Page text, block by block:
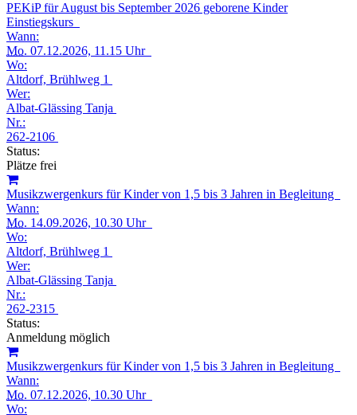
PEKiP für August bis September 2026 geborene Kinder
Einstiegskurs
Wann:
Mo. 07.12.2026, 11.15 Uhr
Wo:
Altdorf, Brühlweg 1
Wer:
Albat-Glässing Tanja
Nr.:
262-2106
Status:
Plätze frei
Musikzwergenkurs für Kinder von 1,5 bis 3 Jahren in Begleitung
Wann:
Mo. 14.09.2026, 10.30 Uhr
Wo:
Altdorf, Brühlweg 1
Wer:
Albat-Glässing Tanja
Nr.:
262-2315
Status:
Anmeldung möglich
Musikzwergenkurs für Kinder von 1,5 bis 3 Jahren in Begleitung
Wann:
Mo. 07.12.2026, 10.30 Uhr
Wo: